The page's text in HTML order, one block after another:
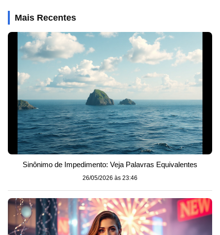
Mais Recentes
Sinônimo de Impedimento: Veja Palavras Equivalentes
26/05/2026 às 23:46